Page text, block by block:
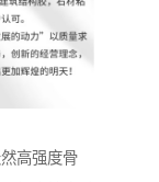
高强度骨